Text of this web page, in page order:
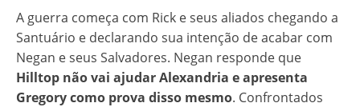
A guerra começa com Rick e seus aliados chegando a
Santuário e declarando sua intenção de acabar com
Negan e seus Salvadores. Negan responde que
Hilltop não vai ajudar Alexandria e apresenta
Gregory como prova disso mesmo. Confrontados